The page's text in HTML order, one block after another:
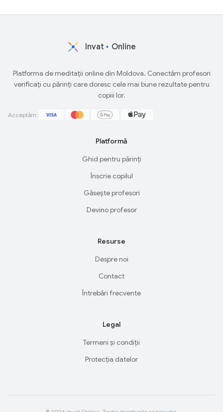
Invat Online
Platforma de meditații online din Moldova. Conectăm profesori
verificați cu părinți care doresc cele mai bune rezultate pentru
copiii lor.
Acceptăm:
Platformă
Ghid pentru părinți
Înscrie copilul
Găsește profesori
Devino profesor
Resurse
Despre noi
Contact
Întrebări frecvente
Legal
Termeni și condiții
Protecția datelor